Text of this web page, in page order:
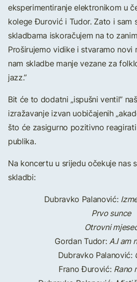
eksperimentiranje elektronikom u
kolege Đurović i Tudor. Zato i sam
skladbama iskoračujem na to
Proširujemo vidike i stvaramo novi
nam skladbe manje vezane za
jazz.”
Bit će to dodatni „ispušni ventil”
izražavanje izvan uobičajenih
što će zasigurno pozitivno
publika.
Na koncertu u srijedu očekuje nas
skladbi:
Dubravko Palanović:
Prvo sunce
Otrovni
Gordan Tudor:A.I am
Dubravko Palanović:
Frano Đurović: Rano